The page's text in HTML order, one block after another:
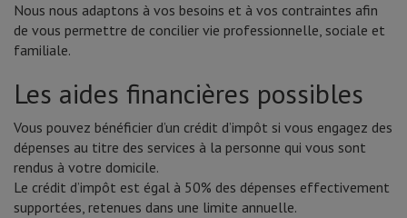
Nous nous adaptons à vos besoins et à vos contraintes afin
de vous permettre de concilier vie professionnelle, sociale et
familiale.
Les aides financières possibles
Vous pouvez bénéficier d’un crédit d’impôt si vous engagez des
dépenses au titre des services à la personne qui vous sont
rendus à votre domicile.
Le crédit d’impôt est égal à 50% des dépenses effectivement
supportées, retenues dans une limite annuelle.